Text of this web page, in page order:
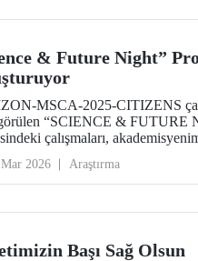
& Future Night”
MSCA-2025-CITIZENS
“SCIENCE & FUTURE
çalışmaları,
gibi küresel öncelikli
tüm katmanlarına
2026 Araştırma
Başı Sağ Olsun